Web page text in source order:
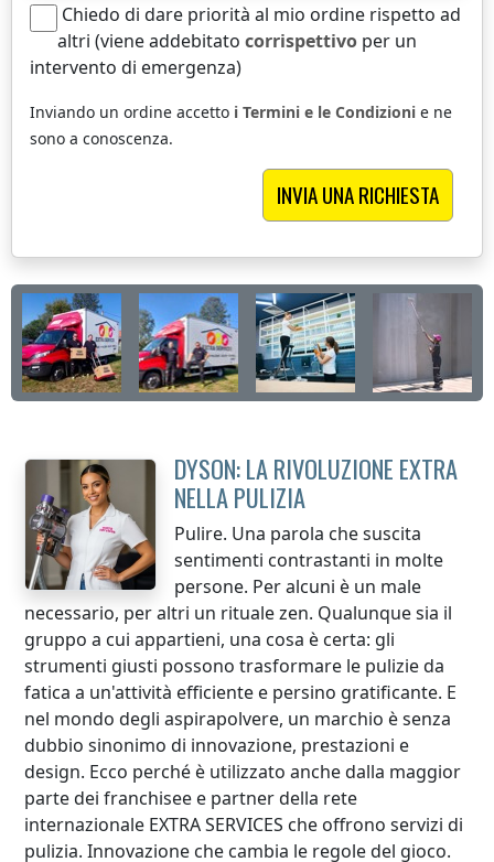
Chiedo di dare priorità al mio ordine rispetto ad
altri (viene addebitato corrispettivo per un
intervento di emergenza)
Inviando un ordine accetto i Termini e le Condizioni e ne
sono a conoscenza.
DYSON: LA RIVOLUZIONE EXTRA
NELLA PULIZIA
Pulire. Una parola che suscita
sentimenti contrastanti in molte
persone. Per alcuni è un male
necessario, per altri un rituale zen. Qualunque sia il
gruppo a cui appartieni, una cosa è certa: gli
strumenti giusti possono trasformare le pulizie da
fatica a un'attività efficiente e persino gratificante. E
nel mondo degli aspirapolvere, un marchio è senza
dubbio sinonimo di innovazione, prestazioni e
design. Ecco perché è utilizzato anche dalla maggior
parte dei franchisee e partner della rete
internazionale EXTRA SERVICES che offrono servizi di
pulizia. Innovazione che cambia le regole del gioco.